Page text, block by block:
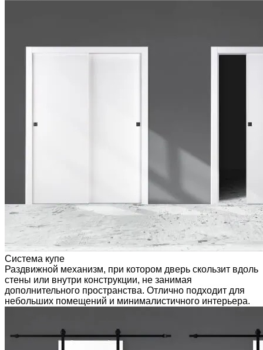
Система купе
Раздвижной механизм, при котором дверь скользит вдоль
стены или внутри конструкции, не занимая
дополнительного пространства. Отлично подходит для
небольших помещений и минималистичного интерьера.